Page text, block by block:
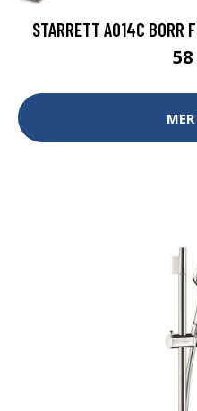
STARRETT A014C BORR
58